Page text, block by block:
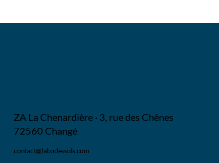
ZA La Chenardière · 3, rue des Chênes
72560 Changé
contact@labodessols.com